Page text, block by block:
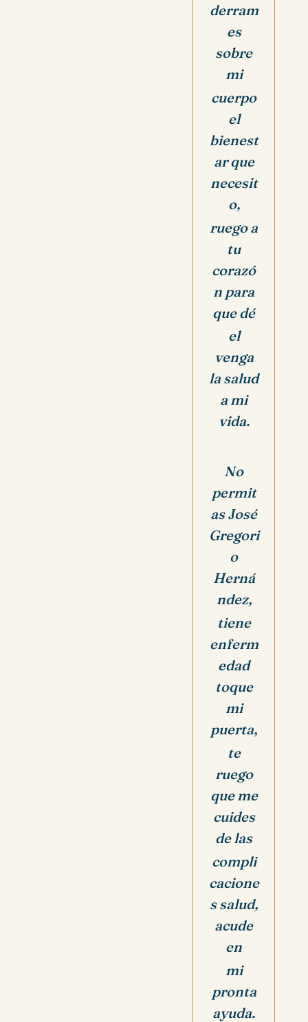
derram
es
sobre
mi
cuerpo
el
bienest
ar que
necesit
o,
ruego a
tu
corazó
n para
que dé
el
venga
la salud
a mi
vida.
No
permit
as José
Gregori
o
Herná
ndez,
tiene
enferm
edad
toque
mi
puerta,
te
ruego
que me
cuides
de las
compli
cacione
s salud,
acude
en
mi
pronta
ayuda.